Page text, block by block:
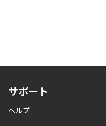
サポート
ヘルプ